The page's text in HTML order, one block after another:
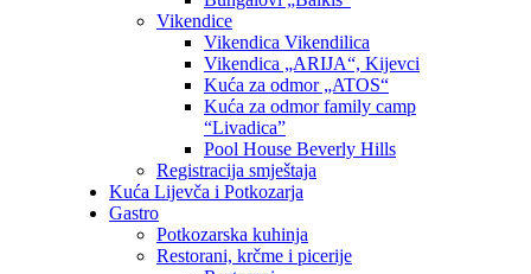
Vikendice
Vikendica Vikendilica
Vikendica „ARIJA“, Kijevci
Kuća za odmor „ATOS“
Kuća za odmor family camp
“Livadica”
Pool House Beverly Hills
Registracija smještaja
Kuća Lijevča i Potkozarja
Gastro
Potkozarska kuhinja
Restorani, krčme i picerije